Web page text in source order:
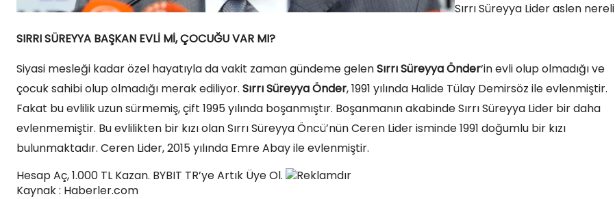
Sırrı Süreyya Lider aslen nereli
SIRRI SÜREYYA BAŞKAN EVLİ Mİ, ÇOCUĞU VAR MI?
Siyasi mesleği kadar özel hayatıyla da vakit zaman gündeme gelenSırrı Süreyya Önder‘in evli olup olmadığı ve
çocuk sahibi olup olmadığı merak ediliyor. Sırrı Süreyya Önder, 1991 yılında Halide Tülay Demirsöz ile evlenmiştir.
Fakat bu evlilik uzun sürmemiş, çift 1995 yılında boşanmıştır. Boşanmanın akabinde Sırrı Süreyya Lider bir daha
evlenmemiştir. Bu evlilikten bir kızı olan Sırrı Süreyya Öncü’nün Ceren Lider isminde 1991 doğumlu bir kızı
bulunmaktadır. Ceren Lider, 2015 yılında Emre Abay ile evlenmiştir.
Hesap Aç, 1.000 TL Kazan. BYBIT TR’ye Artık Üye Ol.
Reklamdır
Kaynak : Haberler.com